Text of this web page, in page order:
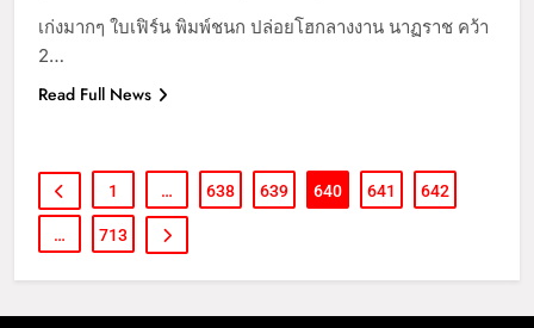
เก่งมากๆ ใบเฟิร์น พิมพ์ชนก ปล่อยโฮกลางงาน นาฏราช คว้า
2…
Read Full News
1 … 638 639 640 641 642
… 713